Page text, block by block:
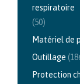
respiratoire
(50)
Matériel de
Outillage
Protection